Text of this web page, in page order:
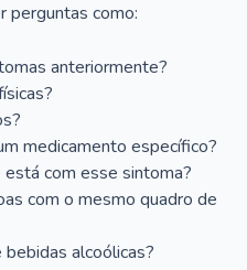
perguntas como:
anteriormente?
medicamento específico?
com esse sintoma?
com o mesmo quadro de
alcoólicas?